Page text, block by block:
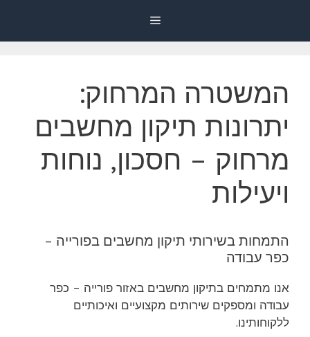
Menu
המשטרה המרחוק:
יתרונות תיקון מחשבים
מרחוק – חסכון, נוחות
ויעילות
התמחות בשירותי תיקון מחשבים בפורייה –
כפר עבודה
אנו מתמחים בתיקון מחשבים באזור פורייה – כפר
עבודה ומספקים שירותים מקצועיים ואיכותיים
ללקוחותינו.